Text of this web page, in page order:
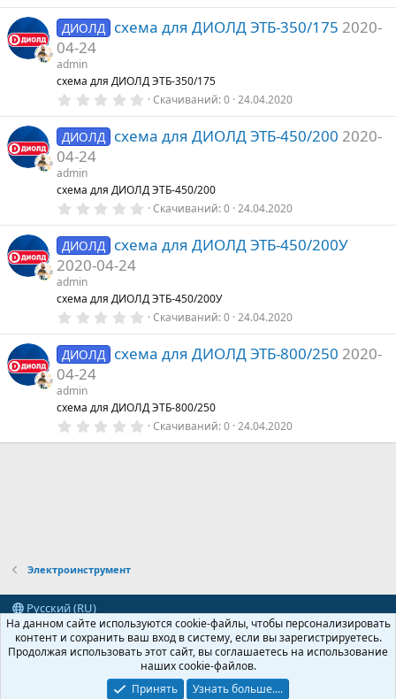
0
з
д
ДИОЛД схема для ДИОЛД ЭТБ-350/175 2020-
04-24
admin
схема для ДИОЛД ЭТБ-350/175
0
0
з
д
Скачиваний 0 24.04.2020
ДИОЛД схема для ДИОЛД ЭТБ-450/200 2020-
04-24
admin
схема для ДИОЛД ЭТБ-450/200
0
0
з
д
Скачиваний 0 24.04.2020
ДИОЛД схема для ДИОЛД ЭТБ-450/200У
2020-04-24
admin
схема для ДИОЛД ЭТБ-450/200У
0
0
з
д
Скачиваний 0 24.04.2020
ДИОЛД схема для ДИОЛД ЭТБ-800/250 2020-
04-24
admin
схема для ДИОЛД ЭТБ-800/250
0Скачиваний 0 24.04.2020
Электроинструмент
Русский (RU)
Обратная связь
Условия и правила
Политика конфиденциальности
Помощь Главная
R
Community platform by XenForo® © 2010-2024 XenForo Ltd.
Перевод от Jumuro ®
На данном сайте используются cookie-файлы, чтобы персонализировать
контент и сохранить ваш вход в систему, если вы зарегистрируетесь.
Продолжая использовать этот сайт, вы соглашаетесь на использование
наших cookie-файлов.
Принять
Узнать больше....